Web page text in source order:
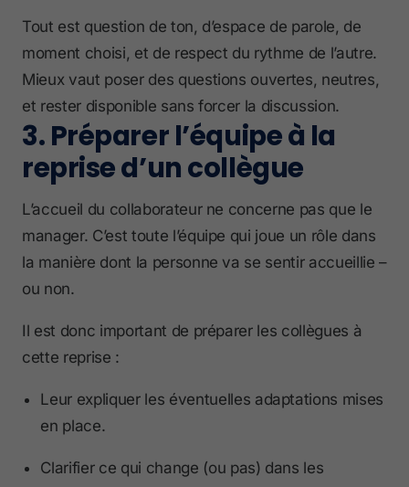
Tout est question de ton, d’espace de parole, de
moment choisi, et de respect du rythme de l’autre.
Mieux vaut poser des questions ouvertes, neutres,
et rester disponible sans forcer la discussion.
3. Préparer l’équipe à la
reprise d’un collègue
L’accueil du collaborateur ne concerne pas que le
manager. C’est toute l’équipe qui joue un rôle dans
la manière dont la personne va se sentir accueillie –
ou non.
Il est donc important de préparer les collègues à
cette reprise :
Leur expliquer les éventuelles adaptations mises
en place.
Clarifier ce qui change (ou pas) dans les